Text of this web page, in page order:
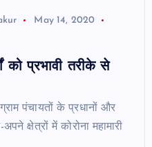
May 14, 2020
को प्रभावी तरीके से
पंचायतों के प्रधानों और
क्षेत्रों में कोरोना महामारी